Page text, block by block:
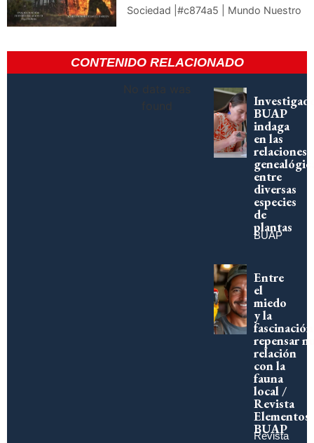
Sociedad |#c874a5 | Mundo Nuestro
CONTENIDO RELACIONADO
No data was
found
BUAP
indaga
en las
relaciones
entre
diversas
especies
de
plantas
BUAP
Entre
el
miedo
y la
repensar
relación
con la
fauna
local /
Revista
Elementos
BUAP
Revista